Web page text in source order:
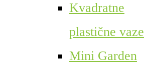
Kvadratne
plastične vaze
Mini Garden